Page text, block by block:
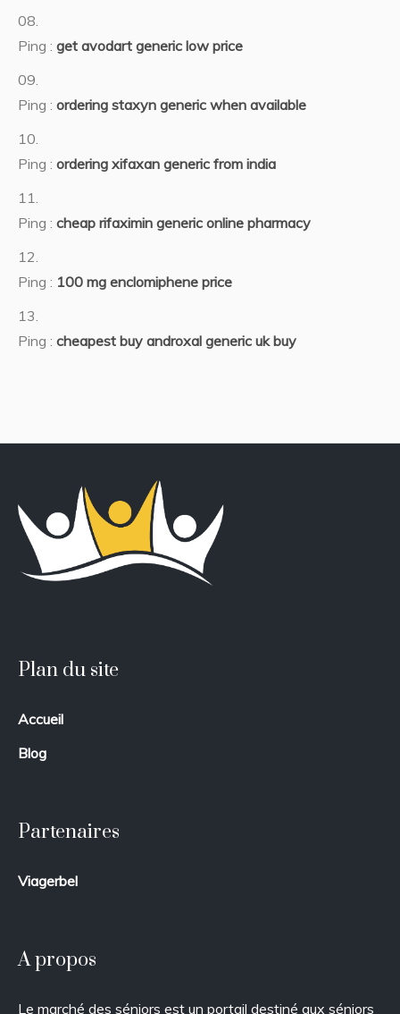
Ping : get avodart generic low price
Ping : ordering staxyn generic when available
Ping : ordering xifaxan generic from india
Ping : cheap rifaximin generic online pharmacy
Ping : 100 mg enclomiphene price
Ping : cheapest buy androxal generic uk buy
Plan du site
Accueil
Blog
Partenaires
Viagerbel
A propos
Le marché des séniors est un portail destiné aux séniors